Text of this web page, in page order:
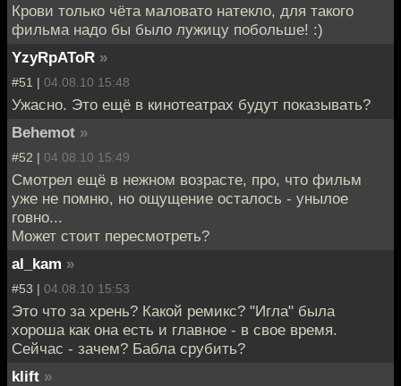
Крови только чёта маловато натекло, для такого
фильма надо бы было лужицу побольше! :)
YzyRpAToR »
#51 | 04.08.10 15:48
Ужасно. Это ещё в кинотеатрах будут показывать?
Behemot »
#52 | 04.08.10 15:49
Смотрел ещё в нежном возрасте, про, что фильм
уже не помню, но ощущение осталось - унылое
говно...
Может стоит пересмотреть?
al_kam »
#53 | 04.08.10 15:53
Это что за хрень? Какой ремикс? "Игла" была
хороша как она есть и главное - в свое время.
Сейчас - зачем? Бабла срубить?
klift »